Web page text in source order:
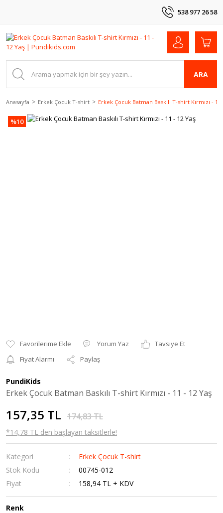
538 977 26 58
ARA
Anasayfa Erkek Çocuk T-shirt Erkek Çocuk Batman Baskılı T-shirt Kırmızı - 11
%10
Yorum Yaz
Tavsiye Et
Fiyat Alarmı
Paylaş
PundiKids
Erkek Çocuk Batman Baskılı T-shirt Kırmızı - 11 - 12 Yaş
157,35 TL 174,83 TL
*14,78 TL den başlayan taksitlerle!
Kategori
Erkek Çocuk T-shirt
Stok Kodu
00745-012
Fiyat
158,94 TL + KDV
Renk